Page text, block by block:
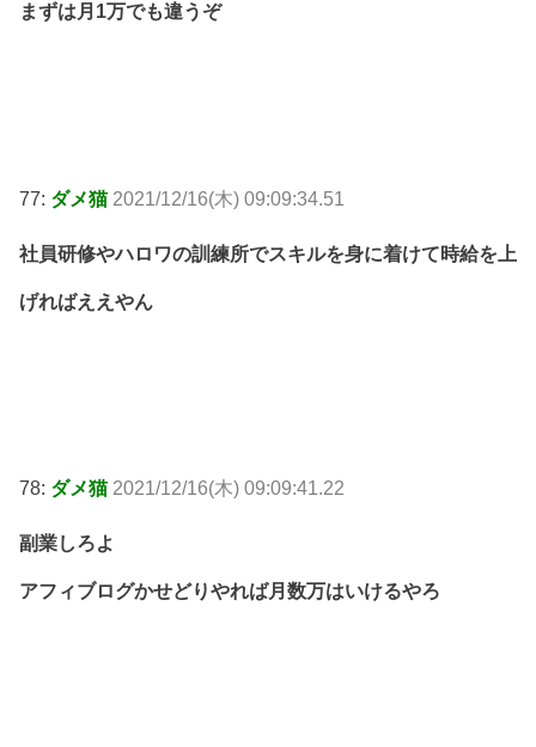
まずは月1万でも違うぞ
77: ダメ猫 2021/12/16(木) 09:09:34.51
社員研修やハロワの訓練所でスキルを身に着けて時給を上
げればええやん
78: ダメ猫 2021/12/16(木) 09:09:41.22
副業しろよ
アフィブログかせどりやれば月数万はいけるやろ